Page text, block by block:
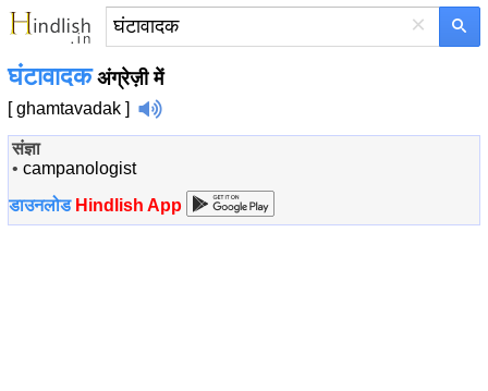
×
घंटावादकअंग्रेज़ी में
[ ghamtavadak ]
संज्ञा
• campanologist
डाउनलोड Hindlish App